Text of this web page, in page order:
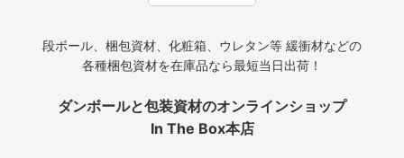
段ボール、梱包資材、化粧箱、ウレタン等 緩衝材などの
各種梱包資材を在庫品なら最短当日出荷！
ダンボールと包装資材のオンラインショップ
In The Box本店